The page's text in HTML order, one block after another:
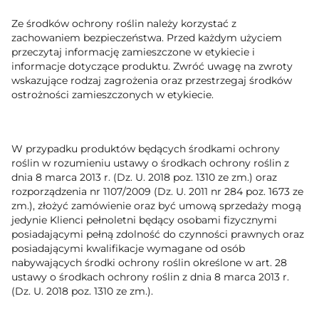
Ze środków ochrony roślin należy korzystać z
zachowaniem bezpieczeństwa. Przed każdym użyciem
przeczytaj informację zamieszczone w etykiecie i
informacje dotyczące produktu. Zwróć uwagę na zwroty
wskazujące rodzaj zagrożenia oraz przestrzegaj środków
ostrożności zamieszczonych w etykiecie.
W przypadku produktów będących środkami ochrony
roślin w rozumieniu ustawy o środkach ochrony roślin z
dnia 8 marca 2013 r. (Dz. U. 2018 poz. 1310 ze zm.) oraz
rozporządzenia nr 1107/2009 (Dz. U. 2011 nr 284 poz. 1673 ze
zm.), złożyć zamówienie oraz być umową sprzedaży mogą
jedynie Klienci pełnoletni będący osobami fizycznymi
posiadającymi pełną zdolność do czynności prawnych oraz
posiadającymi kwalifikacje wymagane od osób
nabywających środki ochrony roślin określone w art. 28
ustawy o środkach ochrony roślin z dnia 8 marca 2013 r.
(Dz. U. 2018 poz. 1310 ze zm.).